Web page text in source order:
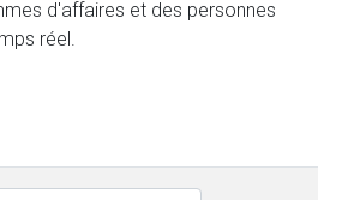
d'affaires et des personnes
réel.